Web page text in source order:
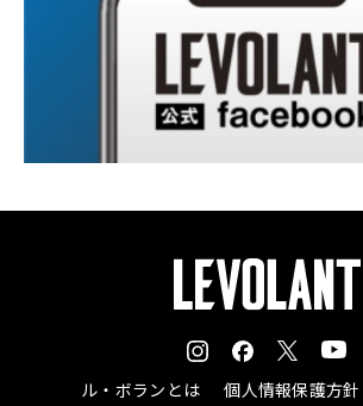
ル・ボランとは 個人情報保護方針